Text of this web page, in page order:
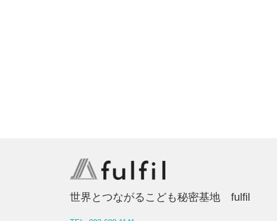
世界とつながるこども秘密基地 fulfil